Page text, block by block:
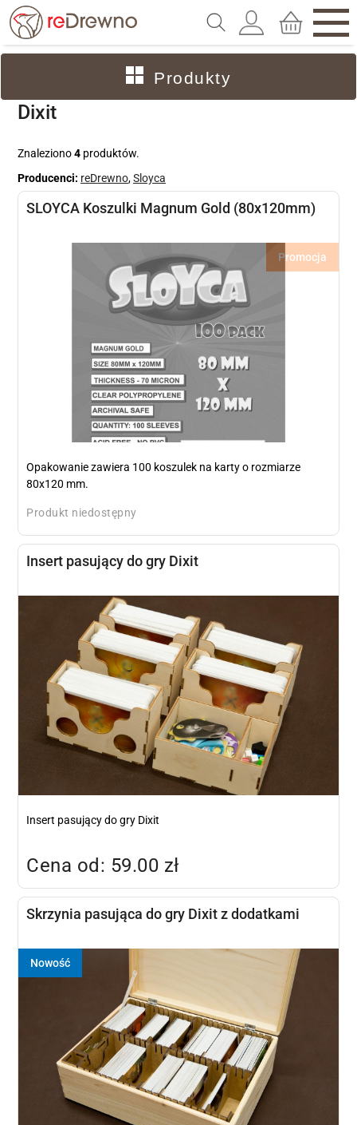
Produkty
Dixit
Znaleziono4 produktów.
Producenci: reDrewno,Sloyca
SLOYCA Koszulki Magnum Gold (80x120mm)
Promocja
Opakowanie zawiera 100 koszulek na karty o rozmiarze
80x120 mm.
Produkt niedostępny
Insert pasujący do gry Dixit
Insert pasujący do gry Dixit
Cena od: 59.00 zł
Skrzynia pasująca do gry Dixit z dodatkami
Nowość